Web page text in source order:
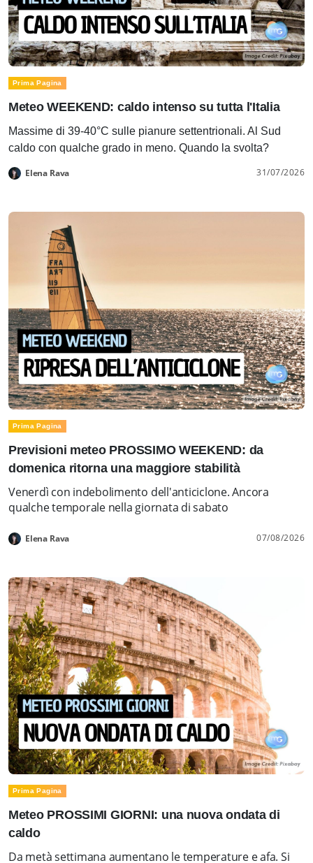
Prima Pagina
Meteo WEEKEND: caldo intenso su tutta l'Italia
Massime di 39-40°C sulle pianure settentrionali. Al Sud
caldo con qualche grado in meno. Quando la svolta?
Elena Rava 31/07/2026
Prima Pagina
Previsioni meteo PROSSIMO WEEKEND: da
domenica ritorna una maggiore stabilità
Venerdì con indebolimento dell'anticiclone. Ancora
qualche temporale nella giornata di sabato
Elena Rava 07/08/2026
Prima Pagina
Meteo PROSSIMI GIORNI: una nuova ondata di
caldo
Da metà settimana aumentano le temperature e afa. Si